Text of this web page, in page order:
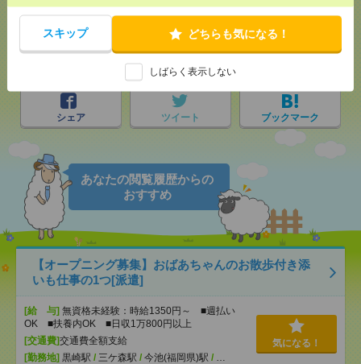
スキップ どちらも気になる！
しばらく表示しない
気になる！ 電話応募
で送る
シェア ツイート ブックマーク
あなたの閲覧履歴からの
おすすめ
【オープニング募集】おばあちゃんのお散歩付き添
いも仕事の1つ[派遣]
[給 与] 無資格未経験：時給1350円～ ■週払い
OK ■扶養内OK ■日収1万800円以上
[交通費]交通費全額支給
[勤務地] 黒崎駅 / 三ケ森駅 / 今池(福岡県)駅 / …
気になる！